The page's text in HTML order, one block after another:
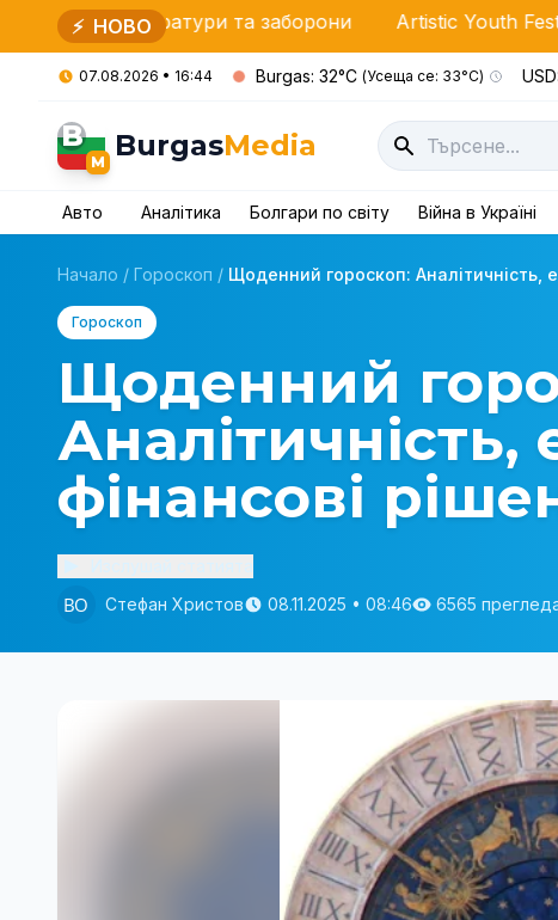
⚡ НОВО
та заборони Artistic Youth Fest Burgas:
07.08.2026 • 16:44 Burgas: 32°C (Усеща се: 33°C)
B
M BurgasMedia
Авто Аналітика Болгари по світу Війна в Україні
Начало / Гороскоп / Щоденний гороскоп: Аналітичність,
Гороскоп
Щоденний
Аналітичність,
фінансові
Стефан Христов
08.11.2025 • 08:46 6565